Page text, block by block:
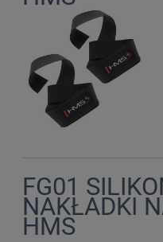
FG01
NAKŁADKI
HMS